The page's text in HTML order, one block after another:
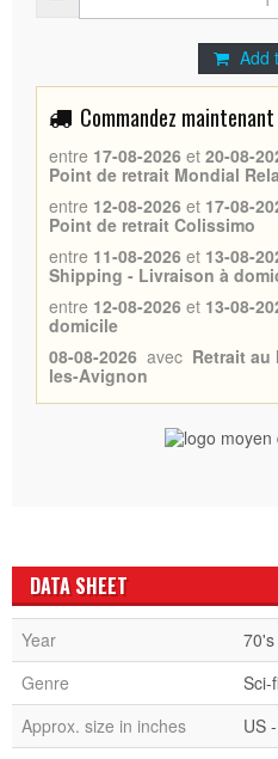
Add
Commandez
entre 17-08-2026 et 20-08-
Point de retrait Mondial
entre 12-08-2026 et 17-08-
Point de retrait Colissimo
entre 11-08-2026 et 13-08-
Shipping - Livraison à
entre 12-08-2026 et 13-08-
domicile
08-08-2026 avec Retrait au
les-Avignon
DATA SHEET
Year
70's
Genre
Sci-
Approx. size in inches
US